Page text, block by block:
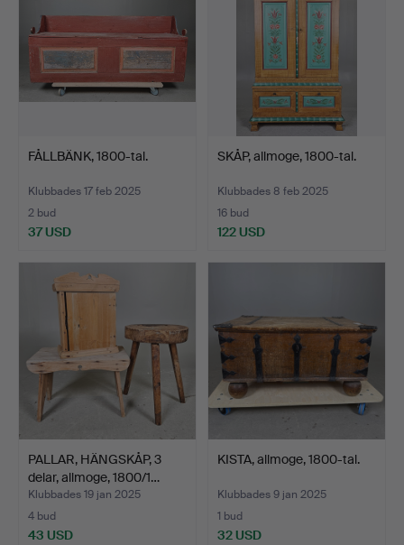
FÅLLBÄNK, 1800-tal.
Klubbades 17 feb 2025
2 bud
37 USD
SKÅP, allmoge, 1800-tal.
Klubbades 8 feb 2025
16 bud
122 USD
PALLAR, HÄNGSKÅP, 3
delar, allmoge, 1800/1…
Klubbades 19 jan 2025
4 bud
43 USD
KISTA, allmoge, 1800-tal.
Klubbades 9 jan 2025
1 bud
32 USD